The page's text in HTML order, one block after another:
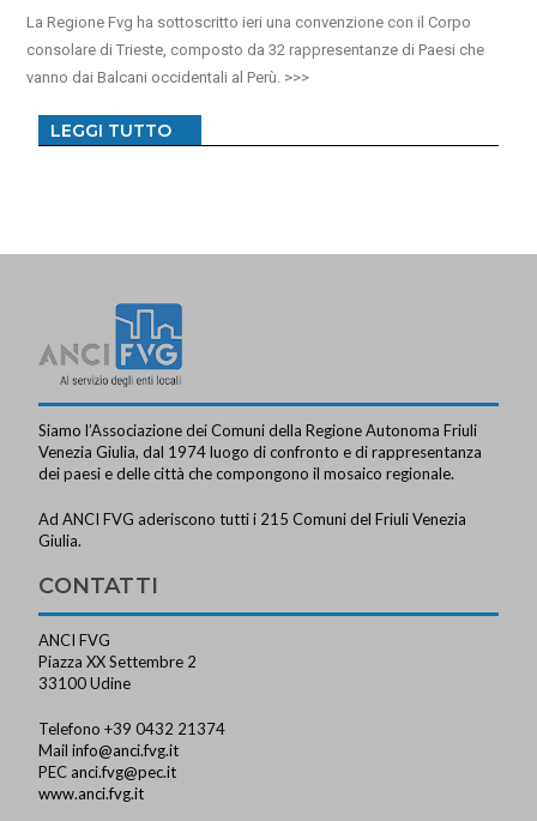
La Regione Fvg ha sottoscritto ieri una convenzione con il Corpo
consolare di Trieste, composto da 32 rappresentanze di Paesi che
vanno dai Balcani occidentali al Perù.
LEGGI TUTTO
Siamo l’Associazione dei Comuni della Regione Autonoma Friuli
Venezia Giulia, dal 1974 luogo di confronto e di rappresentanza
dei paesi e delle città che compongono il mosaico regionale.
Ad ANCI FVG aderiscono tutti i 215 Comuni del Friuli Venezia
Giulia.
CONTATTI
ANCI FVG
Piazza XX Settembre 2
33100 Udine
Telefono +39 0432 21374
Mailinfo@anci.fvg.it
PEC anci.fvg@pec.it
www.anci.fvg.it